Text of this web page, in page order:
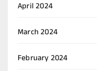
April 2024
March 2024
February 2024